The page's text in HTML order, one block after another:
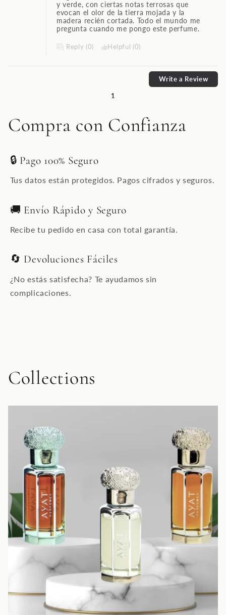
y verde, con ciertas notas terrosas que
evocan el olor de la tierra mojada y la
madera recién cortada. Todo el mundo me
pregunta cuando me pongo este perfume.
Reply (0) Helpful (0)
Write a Review
1
Compra con Confianza
🔒 Pago 100% Seguro
Tus datos están protegidos. Pagos cifrados y seguros.
🚚 Envío Rápido y Seguro
Recibe tu pedido en casa con total garantía.
🔄 Devoluciones Fáciles
¿No estás satisfecha? Te ayudamos sin
complicaciones.
Collections